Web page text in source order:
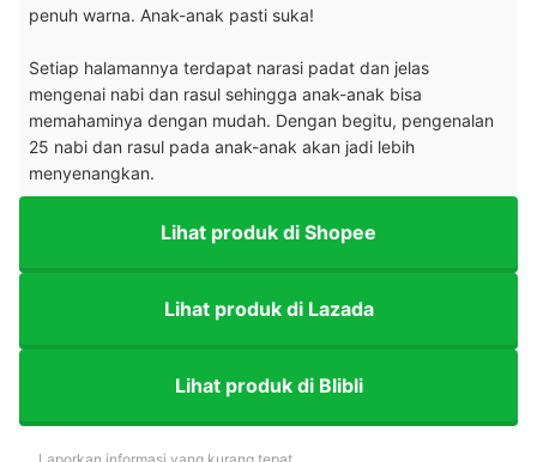
penuh warna. Anak-anak pasti suka!
Setiap halamannya terdapat narasi padat dan jelas
mengenai nabi dan rasul sehingga anak-anak bisa
memahaminya dengan mudah. Dengan begitu, pengenalan
25 nabi dan rasul pada anak-anak akan jadi lebih
menyenangkan.
Lihat produk di Shopee
Lihat produk di Lazada
Lihat produk di Blibli